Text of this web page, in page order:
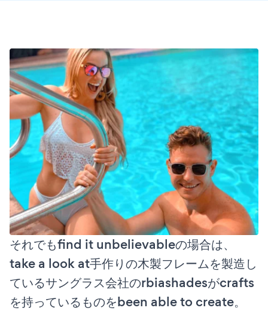
それでもfind it unbelievableの場合は、
take a look at手作りの木製フレームを製造し
ているサングラス会社のrbiashadesがcrafts
を持っているものをbeen able to create。